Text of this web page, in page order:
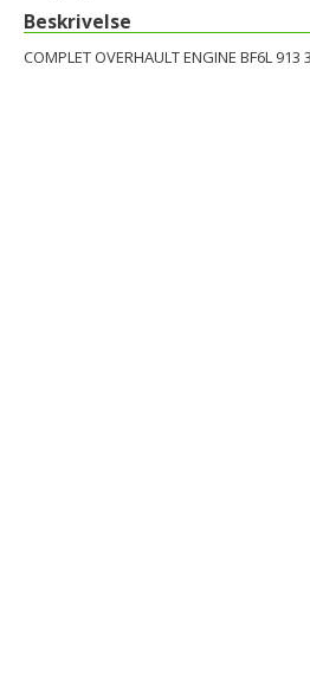
Beskrivelse
COMPLET OVERHAULT ENGINE BF6L 913